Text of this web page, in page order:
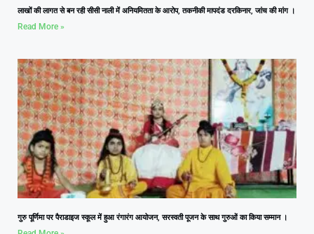
लाखों की लागत से बन रही सीसी नाली में अनियमितता के आरोप, तकनीकी मापदंड दरकिनार, जांच की मांग ।
Read More »
गुरु पूर्णिमा पर पैराडाइज स्कूल में हुआ रंगारंग आयोजन, सरस्वती पूजन के साथ गुरुओं का किया सम्मान ।